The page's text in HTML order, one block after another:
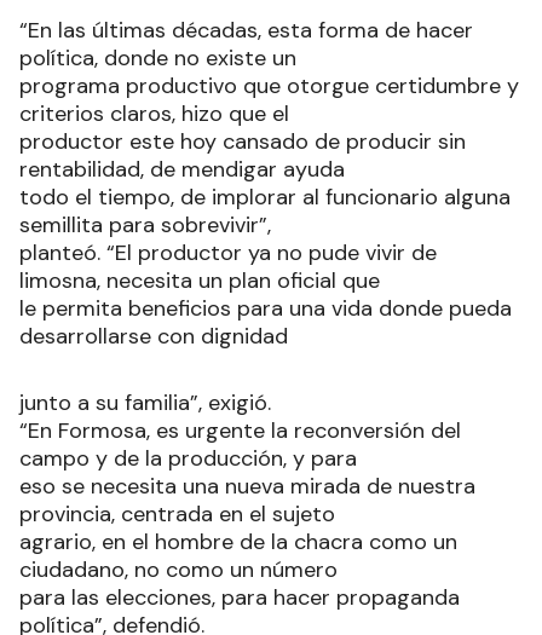
“En las últimas décadas, esta forma de hacer
política, donde no existe un
programa productivo que otorgue certidumbre y
criterios claros, hizo que el
productor este hoy cansado de producir sin
rentabilidad, de mendigar ayuda
todo el tiempo, de implorar al funcionario alguna
semillita para sobrevivir”,
planteó. “El productor ya no pude vivir de
limosna, necesita un plan oficial que
le permita beneficios para una vida donde pueda
desarrollarse con dignidad
junto a su familia”, exigió.
“En Formosa, es urgente la reconversión del
campo y de la producción, y para
eso se necesita una nueva mirada de nuestra
provincia, centrada en el sujeto
agrario, en el hombre de la chacra como un
ciudadano, no como un número
para las elecciones, para hacer propaganda
política”, defendió.